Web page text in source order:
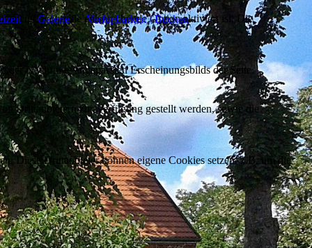
Galerie Verfügbarkeit / Buchen
wenn die entsprechende Option aktiviert ist. Die
Nachfrage angepassten Erscheinungsbilds der Seite.
Drittanbietern zur Verfügung gestellt werden, sowie die
Diese Drittanbieter können eigene Cookies setzen, z.B. um die